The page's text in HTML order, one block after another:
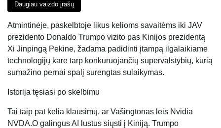
Daugiau vaizdo įrašų
Atmintinėje, paskelbtoje likus kelioms savaitėms iki JAV
prezidento Donaldo Trumpo vizito pas Kinijos prezidentą
Xi Jinpingą Pekine, žadama padidinti įtampą ilgalaikiame
technologijų kare tarp konkuruojančių supervalstybių, kurią
sumažino pernai spalį surengtas sulaikymas.
Istorija tęsiasi po skelbimu
Tai taip pat kelia klausimų, ar Vašingtonas leis Nvidia
NVDA.O galingus AI lustus siųsti į Kiniją. Trumpo